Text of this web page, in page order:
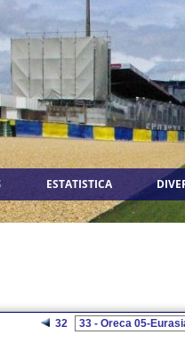
ESTATISTICA
32